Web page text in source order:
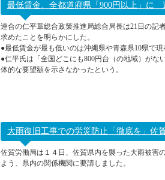
最低賃金、全都道府県「900円以上」に
連合の仁平章総合政策推進局総合局長は21日の記
求めたことを明らかにした。
●最低賃金が最も低いのは沖縄県や青森県10県で
●仁平氏は「全国どこにも800円台（の地域）が
体的な要望額を示さなかったという。
大雨復旧工事での労災防止「徹底を」佐
佐賀労働局は１４日、佐賀県内を襲った大雨被害
よう、県内の関係機関に要請しました。